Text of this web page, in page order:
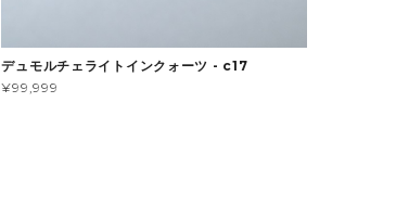
デュモルチェライトインクォーツ - c17
¥99,999